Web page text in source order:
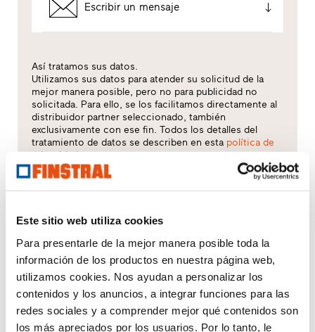
Este sitio web utiliza cookies
Para presentarle de la mejor manera posible toda la
información de los productos en nuestra página web,
utilizamos cookies. Nos ayudan a personalizar los
contenidos y los anuncios, a integrar funciones para las
redes sociales y a comprender mejor qué contenidos son
los más apreciados por los usuarios. Por lo tanto, le
Escribir un mensaje
Así tratamos sus datos.
Utilizamos sus datos para atender su solicitud de la
mejor manera posible, pero no para publicidad no
solicitada. Para ello, se los facilitamos directamente al
distribuidor partner seleccionado, también
exclusivamente con ese fin. Todos los detalles del
tratamiento de datos se describen en esta política de
privacidad.
¿Qué tema le interesa especialmente?
Puertas de entrada
Acristalamientos